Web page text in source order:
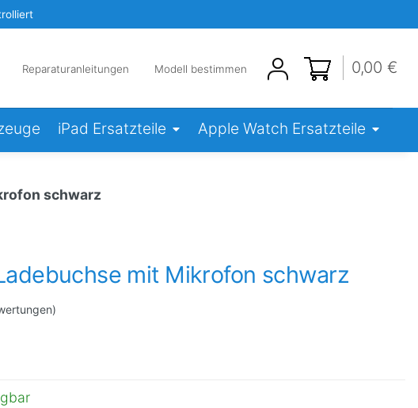
Reparaturanleitungen Modell bestimmen 0,00 €
iPad Ersatzteile Apple Watch Ersatzteile
schwarz
mit Mikrofon schwarz